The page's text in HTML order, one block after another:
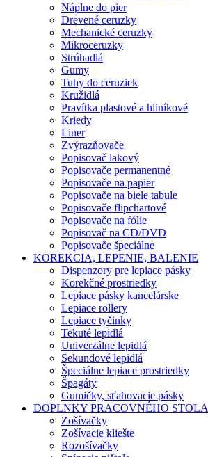
Náplne do pier
Drevené ceruzky
Mechanické ceruzky
Mikroceruzky
Strúhadlá
Gumy
Tuhy do ceruziek
Kružidlá
Pravítka plastové a hliníkové
Kriedy
Liner
Zvýrazňovače
Popisovač lakový
Popisovače permanentné
Popisovače na papier
Popisovače na biele tabule
Popisovače flipchartové
Popisovače na fólie
Popisovač na CD/DVD
Popisovače špeciálne
KOREKCIA, LEPENIE, BALENIE
Dispenzory pre lepiace pásky
Korekčné prostriedky
Lepiace pásky kancelárske
Lepiace rollery
Lepiace tyčinky
Tekuté lepidlá
Univerzálne lepidlá
Sekundové lepidlá
Špeciálne lepiace prostriedky
Špagáty
Gumičky, sťahovacie pásky
DOPLNKY PRACOVNÉHO STOLA
Zošívačky
Zošívacie kliešte
Rozošívačky